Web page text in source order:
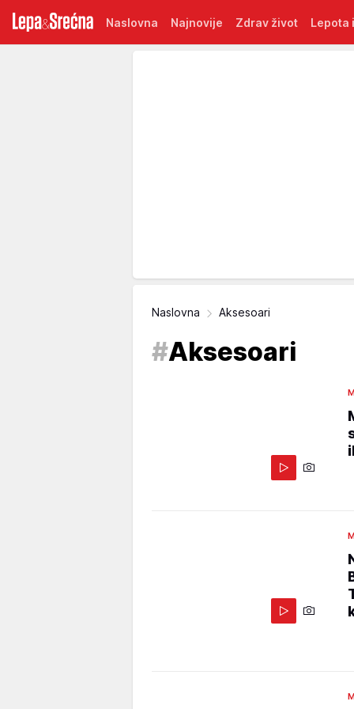
Naslovna Najnovije Zdrav život Lepota
Naslovna Aksesoari
#Aksesoari